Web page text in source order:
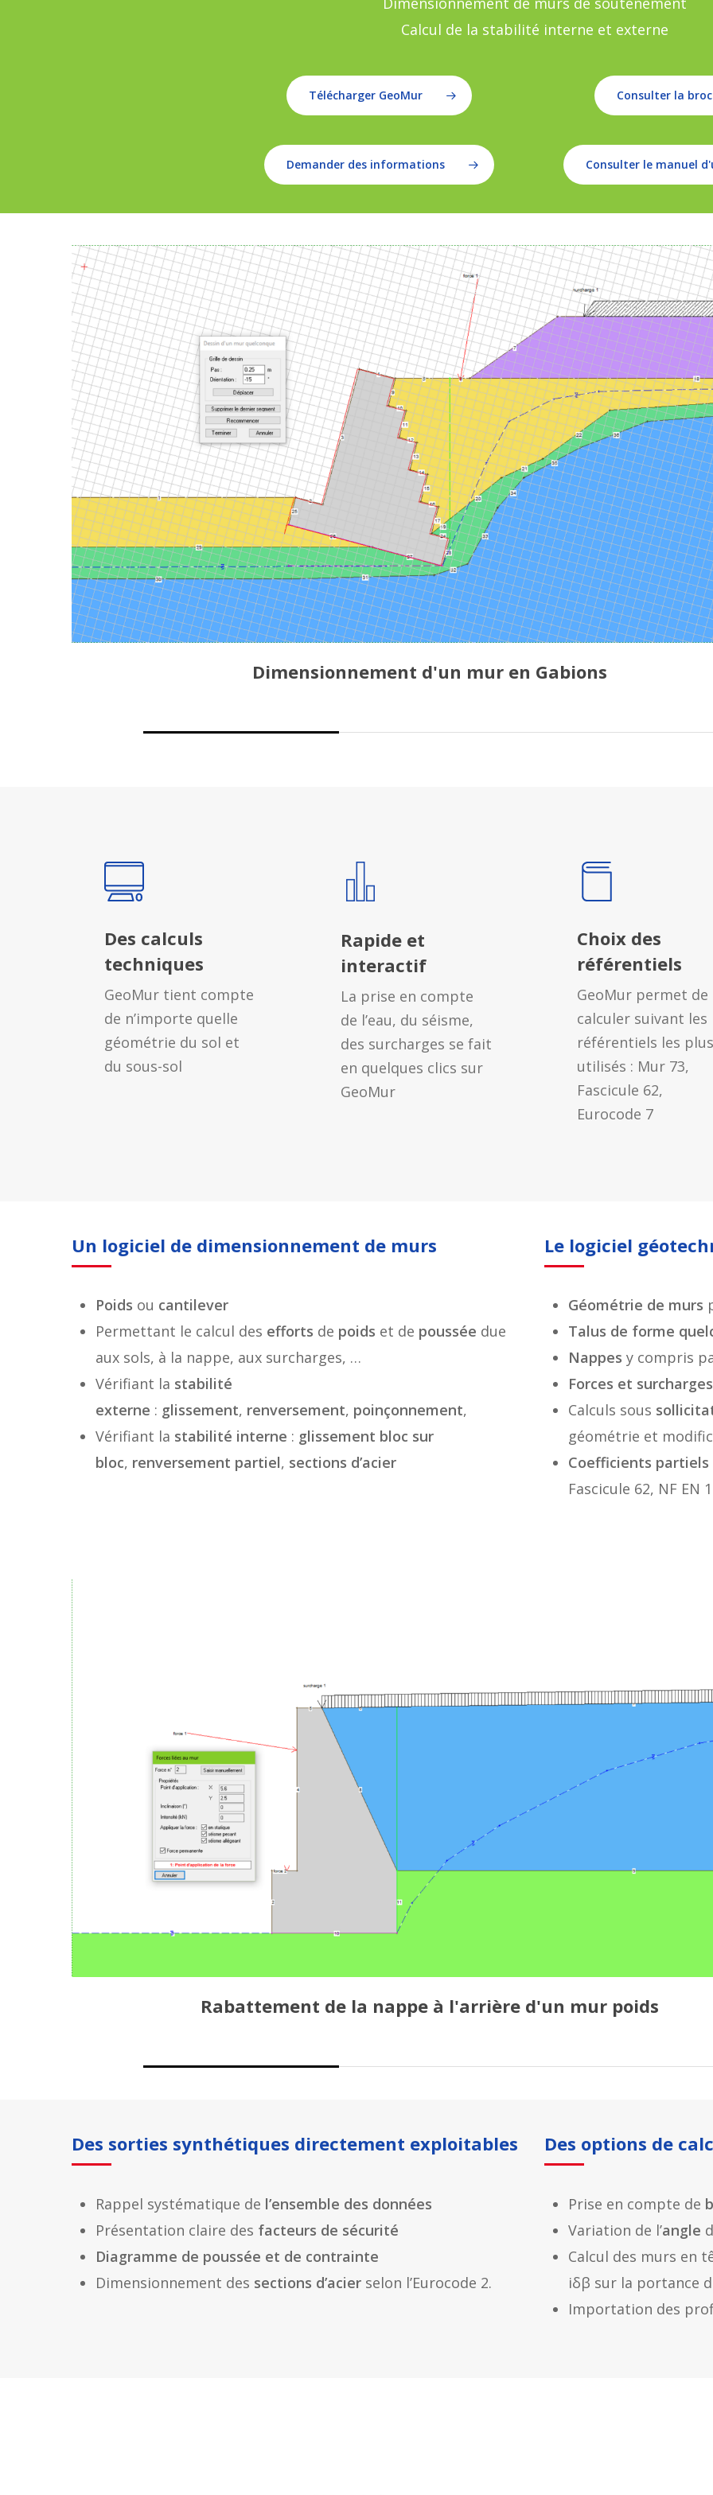
Calcul de la stabilité interne et externe
Télécharger GeoMur Consulter la
Demander des informations Consulter le manuel
Dimensionnement d'un mur en Gabions
Des calculs
techniques
GeoMur tient compte
de n’importe quelle
géométrie du sol et
du sous-sol
Rapide et
interactif
La prise en compte
de l’eau, du séisme,
des surcharges se fait
en quelques clics sur
GeoMur
Choix des
référentiels
GeoMur permet de
calculer suivant les
référentiels les plus
utilisés : Mur 73,
Fascicule 62,
Eurocode 7
Un logiciel de dimensionnement de murs
Poids ou cantilever
Permettant le calcul des efforts de poids et de poussée due
aux sols, à la nappe, aux surcharges, …
Vérifiant la stabilité
externe : glissement, renversement, poinçonnement,
Vérifiant la stabilité interne : glissement bloc sur
bloc, renversement partiel, sections d’acier
Le logiciel
Géométrie de murs
Talus de forme
Nappes y compris
Forces et surcharges
Calculs sous
géométrie et
Coefficients partiels
Fascicule 62, NF EN
Rabattement de la nappe à l'arrière d'un mur poids
Des sorties synthétiques directement exploitables
Rappel systématique de l’ensemble des données
Présentation claire des facteurs de sécurité
Diagramme de poussée et de contrainte
Dimensionnement des sections d’acier selon l’Eurocode 2.
Des options de
Prise en compte de
Variation de l’angle
Calcul des murs en
iδβ sur la portance
Importation des